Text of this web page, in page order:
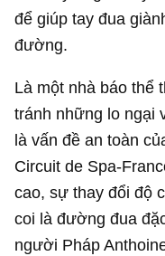
để giúp tay đua
đường.
Là một nhà báo thể
tránh những lo ngại
là vấn đề an toàn
Circuit de Spa-
cao, sự thay đổi độ
coi là đường đua
người Pháp